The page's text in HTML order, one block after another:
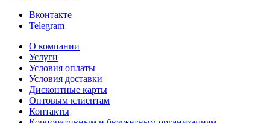
Вконтакте
Telegram
О компании
Услуги
Условия оплаты
Условия доставки
Дисконтные карты
Оптовым клиентам
Контакты